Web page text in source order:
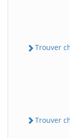
Trouver
Trouver